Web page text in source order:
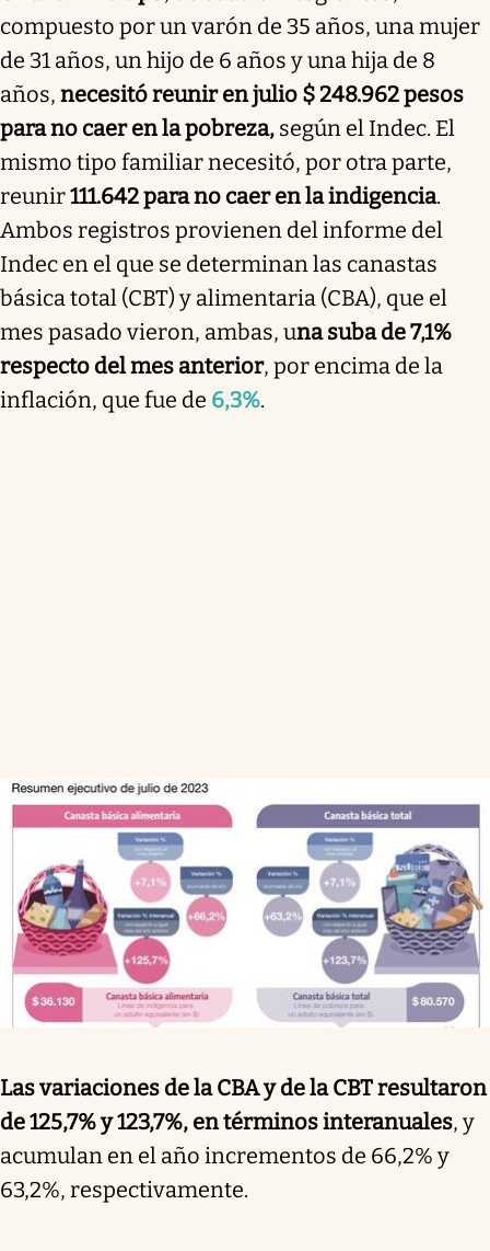
compuesto por un varón de 35 años, una mujer
de 31 años, un hijo de 6 años y una hija de 8
años, necesitó reunir en julio $ 248.962 pesos
para no caer en la pobreza, según el Indec. El
mismo tipo familiar necesitó, por otra parte,
reunir111.642 para no caer en la indigencia.
Ambos registros provienen del informe del
Indec en el que se determinan las canastas
básica total (CBT) y alimentaria (CBA), que el
mes pasado vieron, ambas, una suba de 7,1%
respecto del mes anterior, por encima de la
inflación, que fue de 6,3%.
Las variaciones de la CBA y de la CBT resultaron
de 125,7% y 123,7%, en términos interanuales, y
acumulan en el año incrementos de 66,2% y
63,2%, respectivamente.